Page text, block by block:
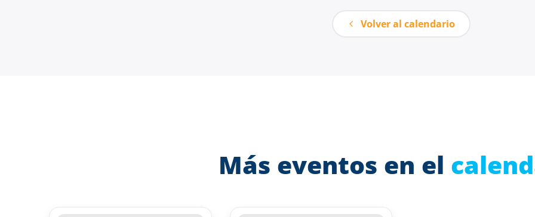
Volver al calendario
Más eventos en el